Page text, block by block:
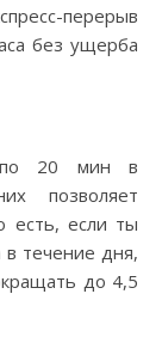
перерыв
без ущерба
по 20 мин в
позволяет
есть, если ты
течение дня,
до 4,5